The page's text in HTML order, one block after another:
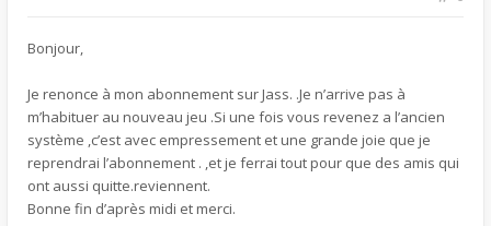
Bonjour,
Je renonce à mon abonnement sur Jass. .Je n’arrive pas à
m’habituer au nouveau jeu .Si une fois vous revenez a l’ancien
système ,c’est avec empressement et une grande joie que je
reprendrai l’abonnement . ,et je ferrai tout pour que des amis qui
ont aussi quitte.reviennent.
Bonne fin d’après midi et merci.